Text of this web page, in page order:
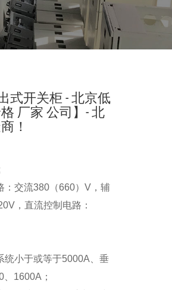
式开关柜 - 北京低
厂家 公司】- 北
！
：交流380（660）V，辅
，直流控制电路：
统小于或等于5000A、垂
1600A；